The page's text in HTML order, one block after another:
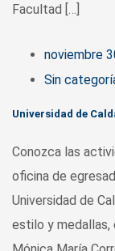
Facultad […]
noviembre
Sin
Universidad de
Conozca las
oficina de
Universidad de
estilo y medallas,